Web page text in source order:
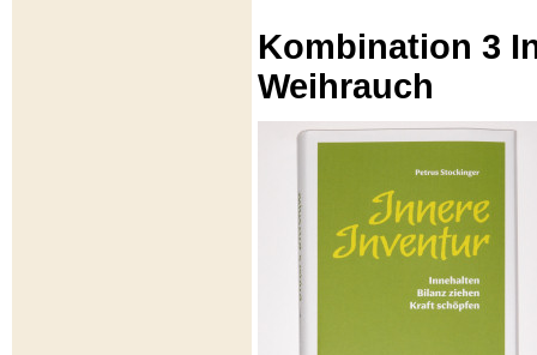
Kombination 3
Weihrauch